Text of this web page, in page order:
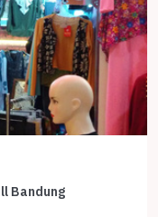
Bandung